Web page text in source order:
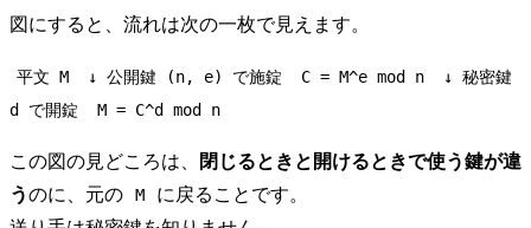
図にすると、流れは次の一枚で見えます。
平文 M ↓ 公開鍵 (n, e) で施錠 C = M^e mod n
↓ 秘密鍵
d で開錠
M = C^d mod n
この図の見どころは、
閉じるときと開けるときで使う鍵が違
うのに、元の M
に戻ることです。